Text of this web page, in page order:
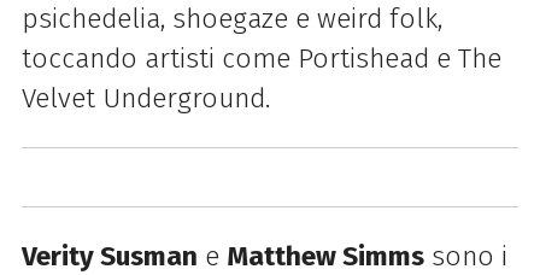
psichedelia, shoegaze e weird folk,
toccando artisti come Portishead e The
Velvet Underground.
Verity Susman e Matthew Simmssono i